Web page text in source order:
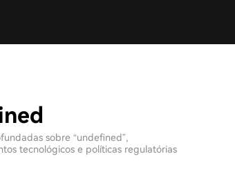
sobre “undefined”,
tecnológicos e políticas regulatórias